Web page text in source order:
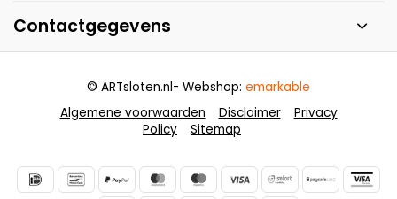
Contactgegevens
Algemene voorwaarden Disclaimer
Privacy
Policy
Sitemap
© ARTsloten.nl- Webshop: emarkable